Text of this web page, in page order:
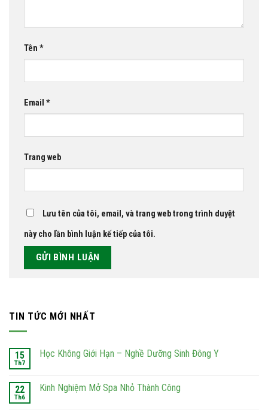
TIN TỨC MỚI NHẤT
15
Th7
Học Không Giới Hạn – Nghề Dưỡng Sinh Đông Y
22
Th6
Kinh Nghiệm Mở Spa Nhỏ Thành Công
Tên *
Email *
Trang web
Lưu tên của tôi, email, và trang web trong trình duyệt
này cho lần bình luận kế tiếp của tôi.